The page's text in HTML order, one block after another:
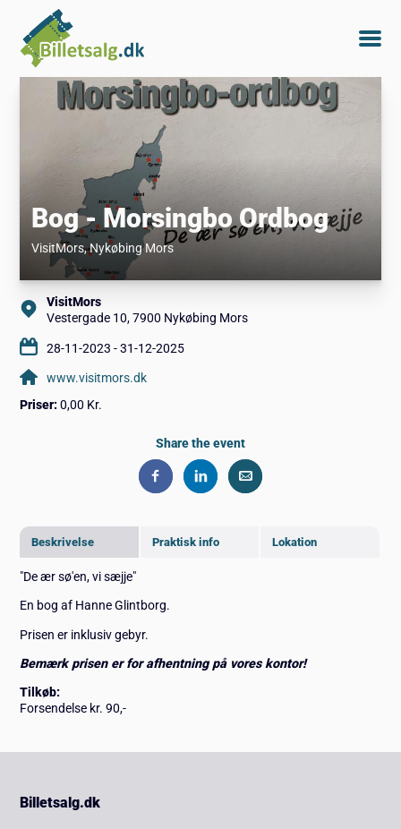
Bog - Morsingbo Ordbog
VisitMors, Nykøbing Mors
Beskrivelse Praktisk info Lokation
"De ær sø'en, vi sæjje"
En bog af Hanne Glintborg.
Prisen er inklusiv gebyr.
Bemærk prisen er for afhentning på vores kontor!
Tilkøb:
Forsendelse kr. 90,-
VisitMors
Vestergade 10, 7900 Nykøbing Mors
28-11-2023 - 31-12-2025
www.visitmors.dk
Priser: 0,00 Kr.
Share the event
Billetsalg.dk